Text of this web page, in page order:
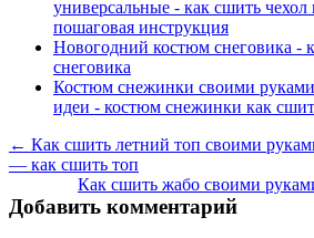
универсальные - как сшить
пошаговая инструкция
Новогодний костюм снеговика -
снеговика
Костюм снежинки своими
идеи - костюм снежинки как
← Как сшить летний топ своими
— как сшить топ
Как сшить жабо своими
Добавить комментарий